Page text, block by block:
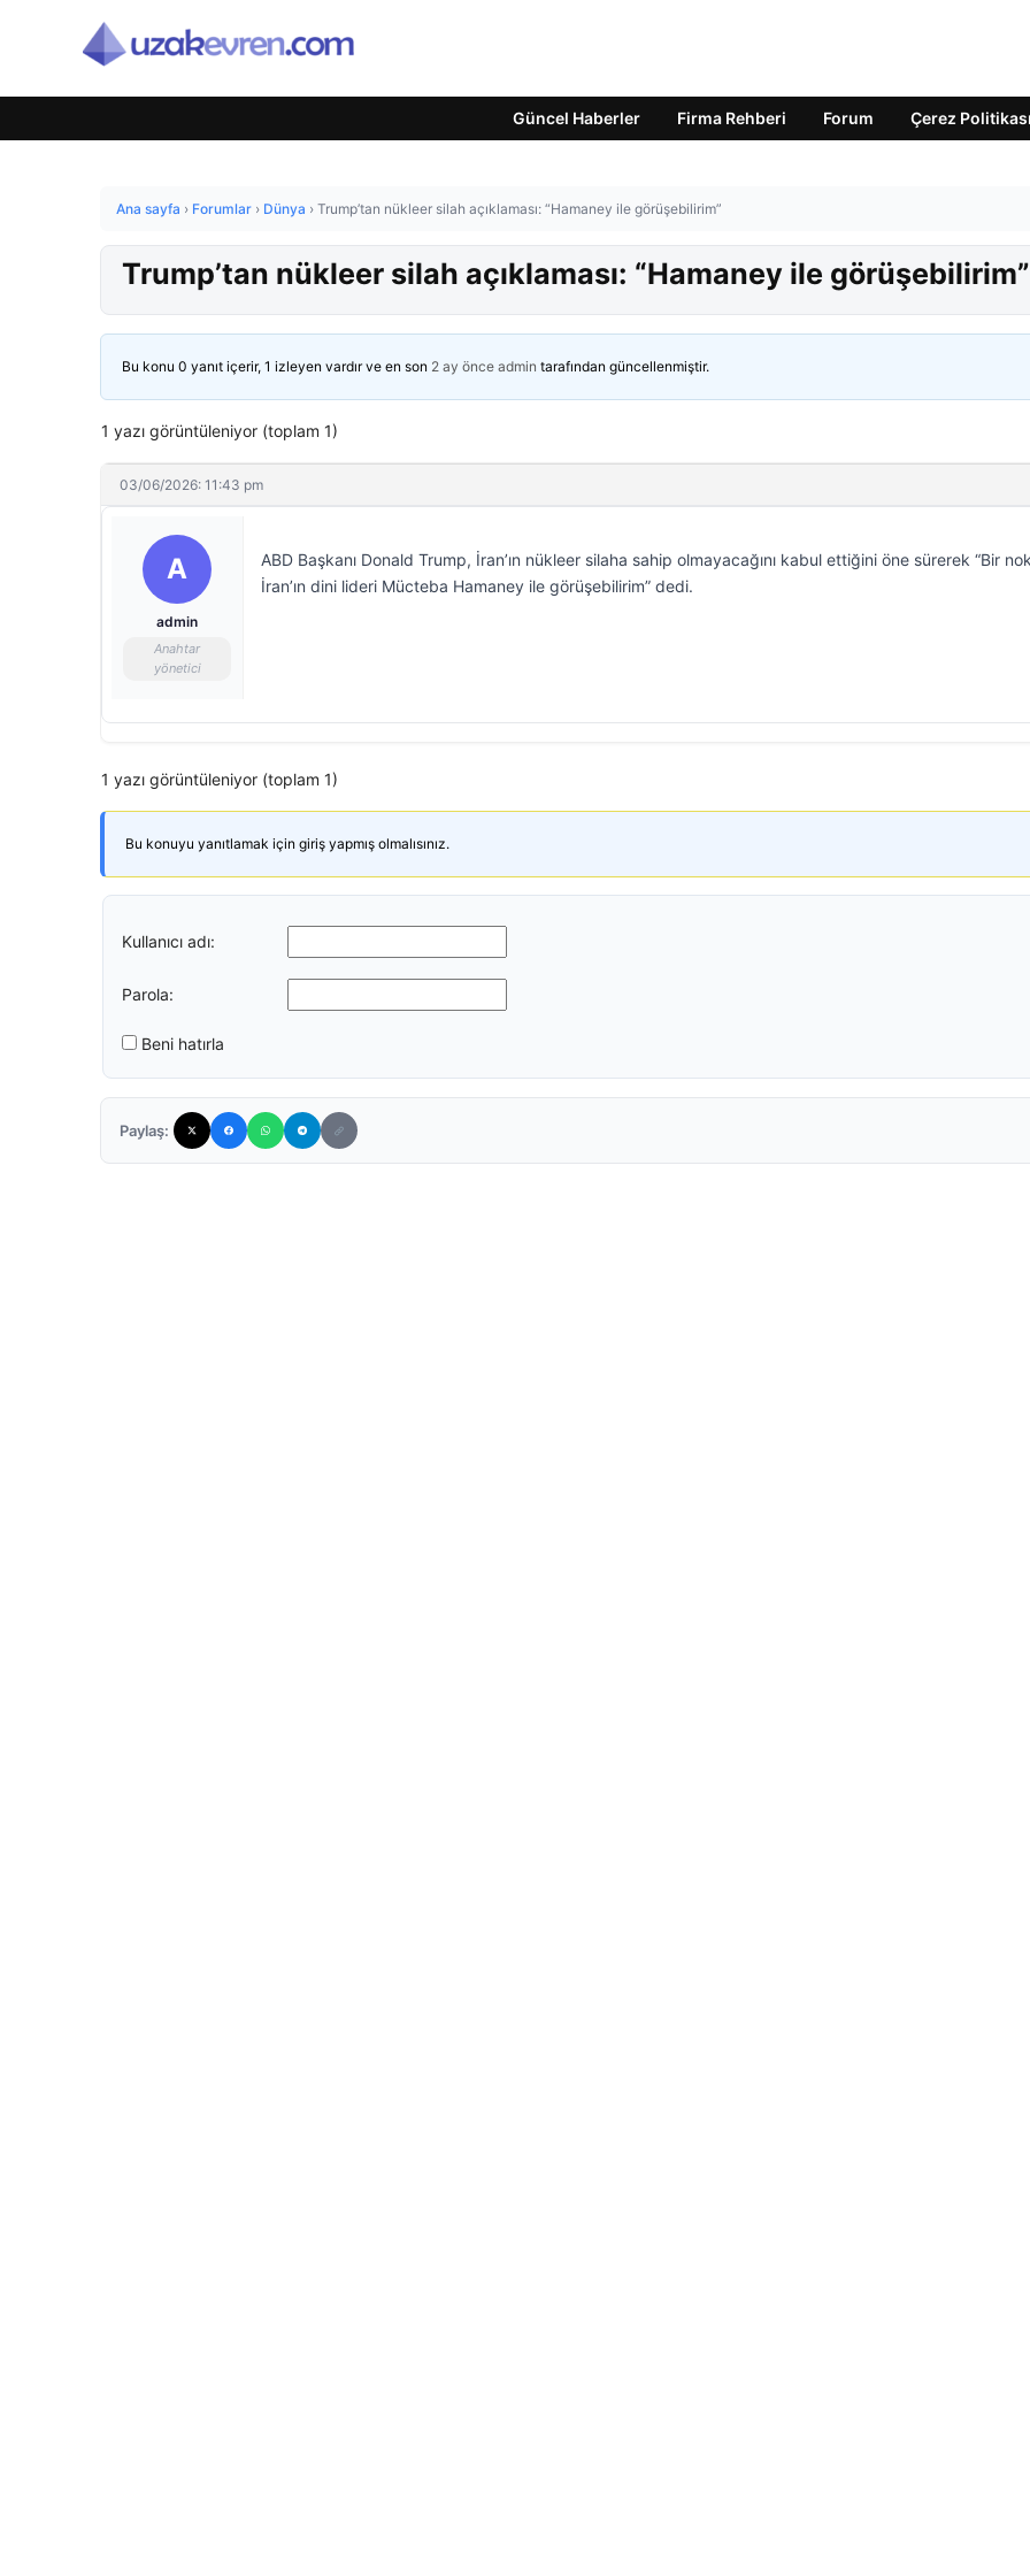
Güncel Haberler Firma Rehberi Forum Çerez Politikası
Ana sayfa › Forumlar › Dünya › Trump’tan nükleer silah açıklaması: “Hamaney ile görüşebilirim”
Trump’tan nükleer silah açıklaması: “Hamaney ile görüşebilirim”
Bu konu 0 yanıt içerir, 1 izleyen vardır ve en son 2 ay önce admin tarafından güncellenmiştir.
1 yazı görüntüleniyor (toplam 1)
03/06/2026: 11:43 pm
A
admin
Anahtar
yönetici
ABD Başkanı Donald Trump, İran’ın nükleer silaha sahip olmayacağını kabul ettiğini öne sürerek “Bir
İran’ın dini lideri Mücteba Hamaney ile görüşebilirim” dedi.
1 yazı görüntüleniyor (toplam 1)
Bu konuyu yanıtlamak için giriş yapmış olmalısınız.
Kullanıcı adı:
Parola:
Beni hatırla
Paylaş: